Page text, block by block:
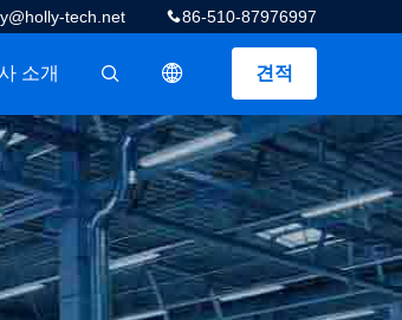
86-510-87976997
tech.net
견적
描述
소개